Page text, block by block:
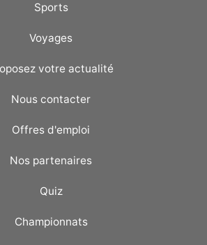
Sports
Voyages
votre actualité
Nous contacter
Offres d'emploi
Nos partenaires
Quiz
Championnats